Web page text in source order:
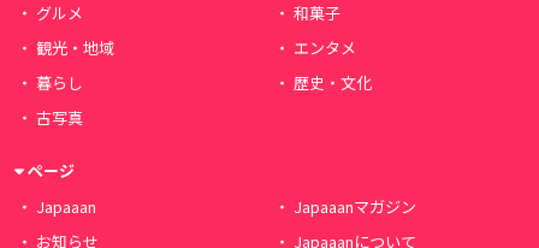
グルメ
和菓子
観光・地域
エンタメ
暮らし
歴史・文化
古写真
ページ
Japaaan
Japaaanマガジン
お知らせ
Japaaanについて